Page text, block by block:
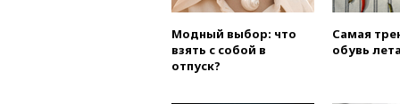
Модный выбор: что
взять с собой в
отпуск?
Самая
обувь